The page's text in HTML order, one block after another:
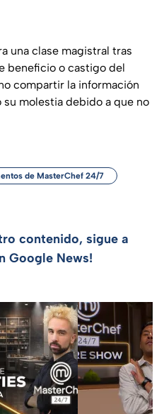
una clase magistral tras
beneficio o castigo del
compartir la información
su molestia debido a que no
de MasterChef 24/7
contenido, sigue a
Google News!